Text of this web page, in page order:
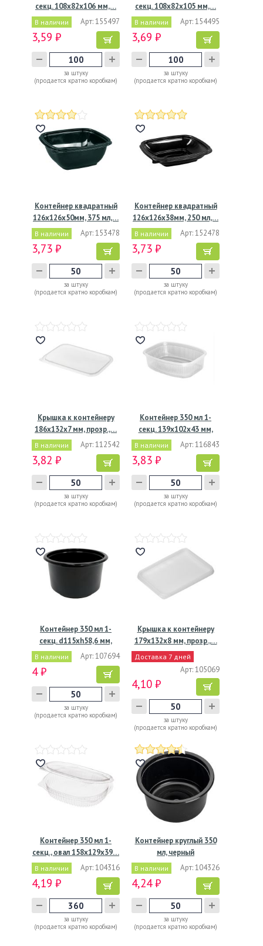
секц. 108х82х106 мм,…
В наличии Арт: 155497
3,59 ₽
за штуку
(продается кратно коробкам)
секц. 108х82х105 мм,…
В наличии Арт: 154495
3,69 ₽
за штуку
(продается кратно коробкам)
Контейнер квадратный
126х126х50мм, 375 мл,…
В наличии Арт: 153478
3,73 ₽
за штуку
(продается кратно коробкам)
Контейнер квадратный
126х126х38мм, 250 мл,…
В наличии Арт: 152478
3,73 ₽
за штуку
(продается кратно коробкам)
Крышка к контейнеру
186х132х7 мм, прозр.,…
В наличии Арт: 112542
3,82 ₽
за штуку
(продается кратно коробкам)
Контейнер 350 мл 1-
секц. 139х102х43 мм,
без…
В наличии Арт: 116843
3,83 ₽
за штуку
(продается кратно коробкам)
Контейнер 350 мл 1-
секц. d115хh58,6 мм,
без…
В наличии Арт: 107694
4 ₽
за штуку
(продается кратно коробкам)
Крышка к контейнеру
179х132х8 мм, прозр.,…
Доставка 7 дней
Арт: 105069
4,10 ₽
за штуку
(продается кратно коробкам)
Контейнер 350 мл 1-
секц., овал 158х129х39…
В наличии Арт: 104316
4,19 ₽
за штуку
(продается кратно коробкам)
Контейнер круглый 350
мл, черный
В наличии Арт: 104326
4,24 ₽
за штуку
(продается кратно коробкам)